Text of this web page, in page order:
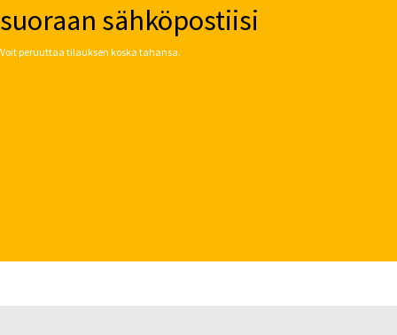
suoraan sähköpostiisi
Voit peruuttaa tilauksen koska tahansa.